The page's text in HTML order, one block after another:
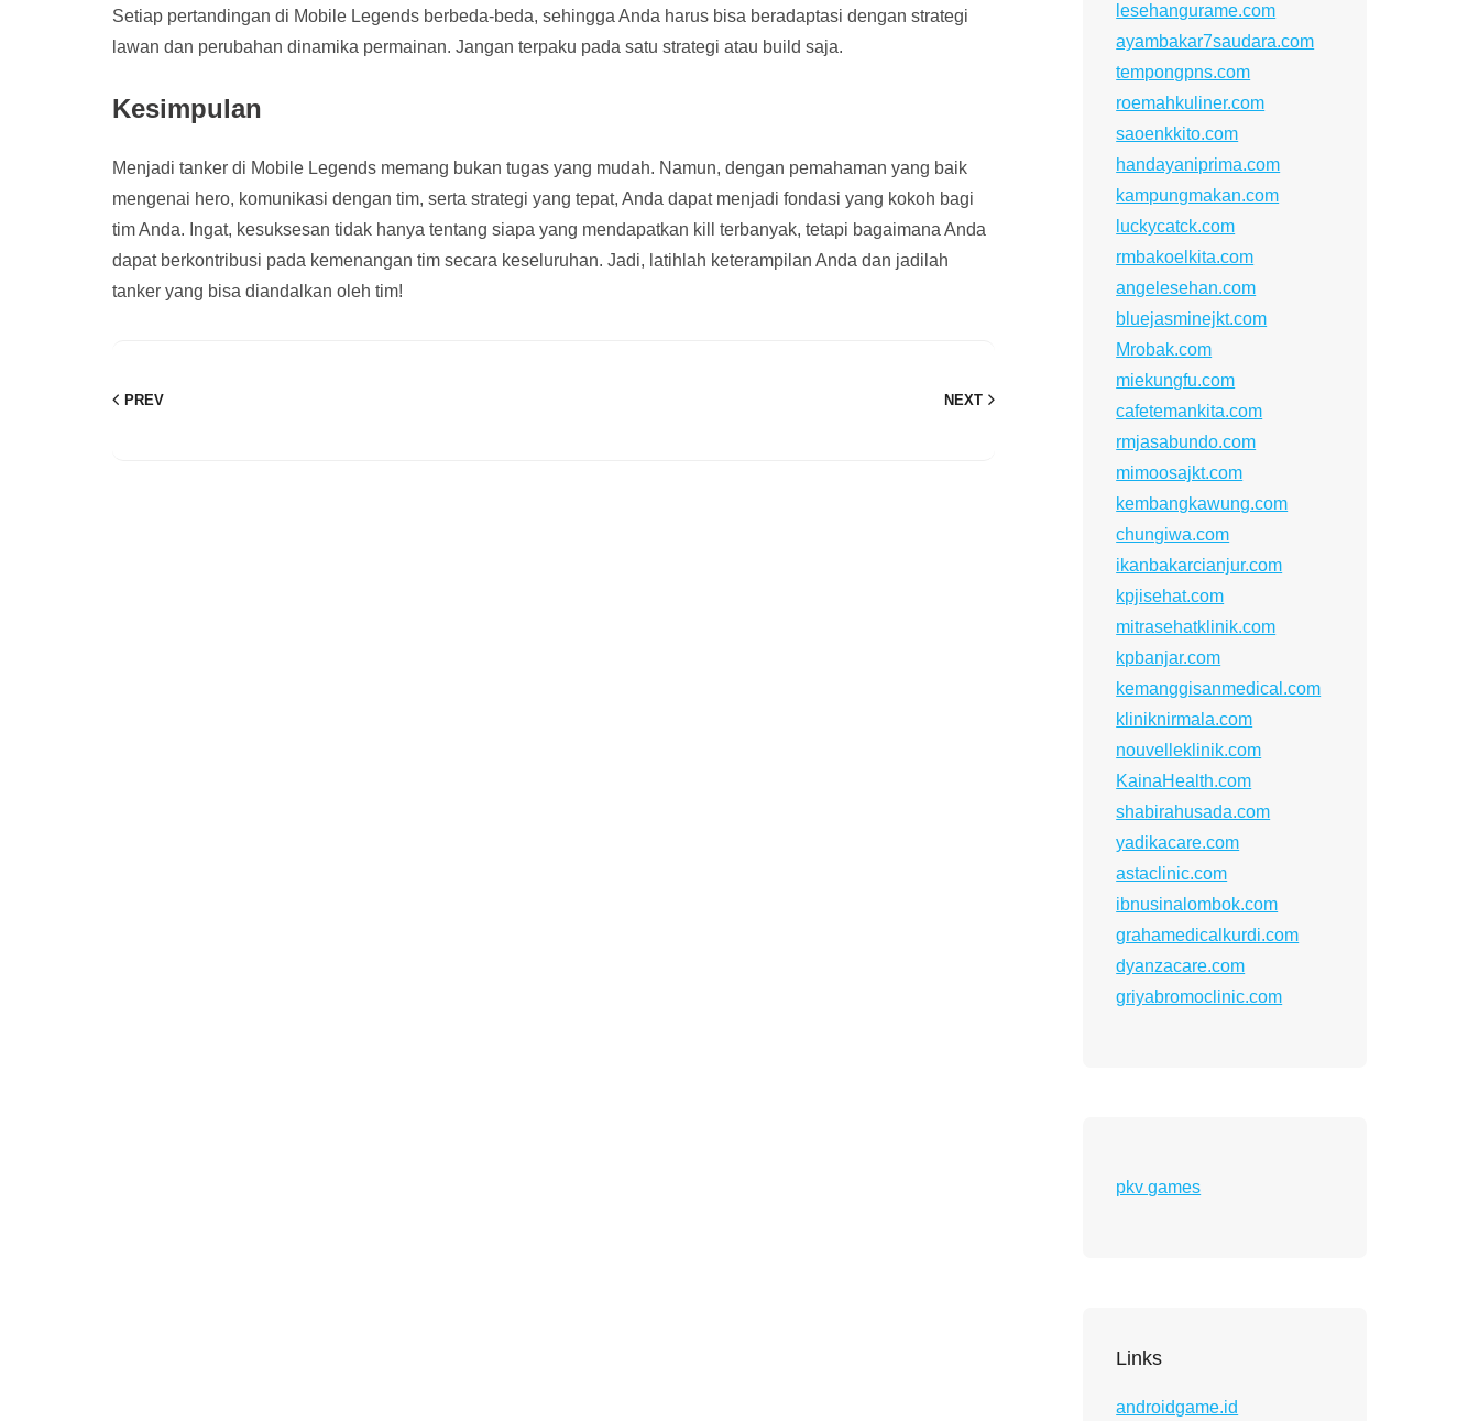
Setiap pertandingan di Mobile Legends berbeda-beda, sehingga Anda harus bisa beradaptasi dengan strategi
lawan dan perubahan dinamika permainan. Jangan terpaku pada satu strategi atau build saja.
Kesimpulan
Menjadi tanker di Mobile Legends memang bukan tugas yang mudah. Namun, dengan pemahaman yang baik
mengenai hero, komunikasi dengan tim, serta strategi yang tepat, Anda dapat menjadi fondasi yang kokoh bagi
tim Anda. Ingat, kesuksesan tidak hanya tentang siapa yang mendapatkan kill terbanyak, tetapi bagaimana Anda
dapat berkontribusi pada kemenangan tim secara keseluruhan. Jadi, latihlah keterampilan Anda dan jadilah
tanker yang bisa diandalkan oleh tim!
PREV NEXT
lesehangurame.com
ayambakar7saudara.com
tempongpns.com
roemahkuliner.com
saoenkkito.com
handayaniprima.com
kampungmakan.com
luckycatck.com
rmbakoelkita.com
angelesehan.com
bluejasminejkt.com
Mrobak.com
miekungfu.com
cafetemankita.com
rmjasabundo.com
mimoosajkt.com
kembangkawung.com
chungiwa.com
ikanbakarcianjur.com
kpjisehat.com
mitrasehatklinik.com
kpbanjar.com
kemanggisanmedical.com
kliniknirmala.com
nouvelleklinik.com
KainaHealth.com
shabirahusada.com
yadikacare.com
astaclinic.com
ibnusinalombok.com
grahamedicalkurdi.com
dyanzacare.com
griyabromoclinic.com
pkv games
Links
androidgame.id